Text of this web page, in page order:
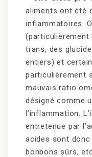
aliments ont été
inflammatoires.
trans, des
entiers) et
particulièrement
mauvais ratio
désigné comme
l’inflammation.
entretenue par
acides sont
bonbons sûrs,